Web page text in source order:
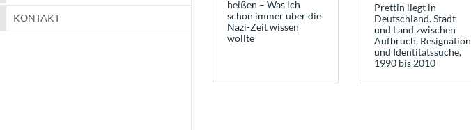
KONTAKT
heißen – Was ich
schon immer über die
Nazi-Zeit wissen
wollte
Prettin liegt in
Deutschland. Stadt
und Land zwischen
Aufbruch, Resignation
und Identitätssuche,
1990 bis 2010